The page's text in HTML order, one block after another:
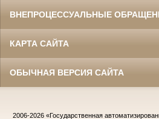
ВНЕПРОЦЕССУАЛЬНЫЕ
КАРТА САЙТА
ОБЫЧНАЯ ВЕРСИЯ САЙТА
2006-2026 «Государственная